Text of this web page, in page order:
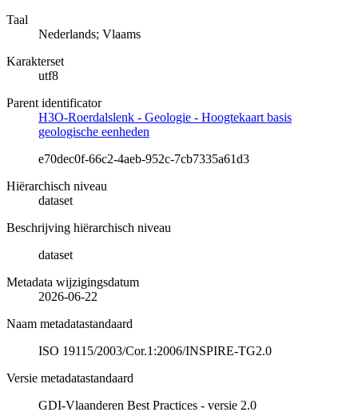
Taal
Nederlands; Vlaams
Karakterset
utf8
Parent identificator
H3O-Roerdalslenk - Geologie - Hoogtekaart basis
geologische eenheden
e70dec0f-66c2-4aeb-952c-7cb7335a61d3
Hiërarchisch niveau
dataset
Beschrijving hiërarchisch niveau
dataset
Metadata wijzigingsdatum
2026-06-22
Naam metadatastandaard
ISO 19115/2003/Cor.1:2006/INSPIRE-TG2.0
Versie metadatastandaard
GDI-Vlaanderen Best Practices - versie 2.0